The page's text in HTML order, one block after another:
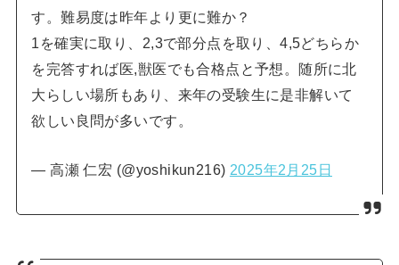
す。難易度は昨年より更に難か？
1を確実に取り、2,3で部分点を取り、4,5どちらか
を完答すれば医,獣医でも合格点と予想。随所に北
大らしい場所もあり、来年の受験生に是非解いて
欲しい良問が多いです。
— 高瀬 仁宏 (@yoshikun216) 2025年2月25日